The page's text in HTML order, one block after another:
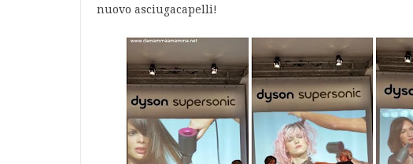
nuovo asciugacapelli!